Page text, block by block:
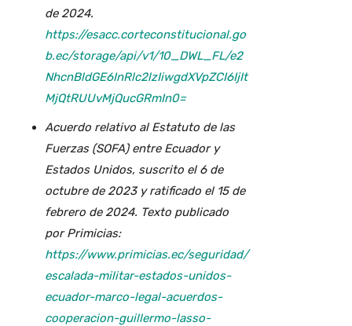
de 2024.
https://esacc.corteconstitucional.go
b.ec/storage/api/v1/10_DWL_FL/e2
NhcnBldGE6InRlc2lzIiwgdXVpZCI6IjIt
MjQtRUUvMjQucGRmIn0=
Acuerdo relativo al Estatuto de las
Fuerzas (SOFA) entre Ecuador y
Estados Unidos, suscrito el 6 de
octubre de 2023 y ratificado el 15 de
febrero de 2024. Texto publicado
por Primicias:
https://www.primicias.ec/seguridad/
escalada-militar-estados-unidos-
ecuador-marco-legal-acuerdos-
cooperacion-guillermo-lasso-